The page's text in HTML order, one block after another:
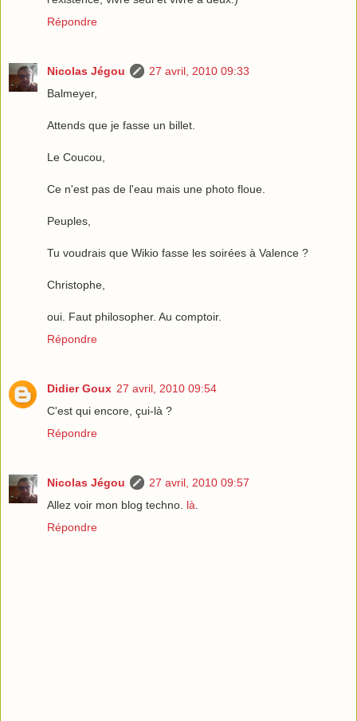
Répondre
Nicolas Jégou
27 avril, 2010 09:33
Balmeyer,
Attends que je fasse un billet.
Le Coucou,
Ce n'est pas de l'eau mais une photo floue.
Peuples,
Tu voudrais que Wikio fasse les soirées à Valence ?
Christophe,
oui. Faut philosopher. Au comptoir.
Répondre
Didier Goux 27 avril, 2010 09:54
C'est qui encore, çui-là ?
Répondre
Nicolas Jégou
27 avril, 2010 09:57
Allez voir mon blog techno. là
Répondre